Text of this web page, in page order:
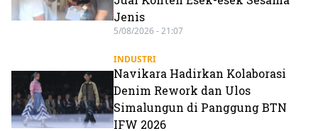
Jenis
5/08/2026 - 21:07
INDUSTRI
Navikara Hadirkan Kolaborasi
Denim Rework dan Ulos
Simalungun di Panggung BTN
IFW 2026